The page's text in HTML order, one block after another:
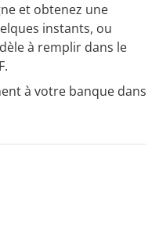
et obtenez une
instants, ou
à remplir dans le
à votre banque dans